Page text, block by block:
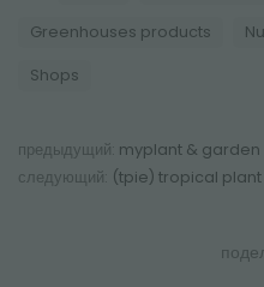
Greenhouses products
Shops
предыдущий: myplant & garden
следующий: (tpie) tropical